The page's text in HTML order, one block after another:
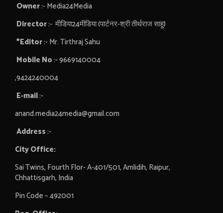
Owner:- Media24Media
Director:- मीडिया24मीडिया (पार्टनर-श्री तीर्थराज साहू)
*Editor:- Mr. Tirthraj Sahu
Mobile No:- 9669140004
,9424240004
E-mail:-
anand.media24media@gmail.com
Address:-
City Office:
Sai Twins, Fourth Flor- A-401/501, Amlidih, Raipur,
Chhattisgarh, India
Pin Code – 492001